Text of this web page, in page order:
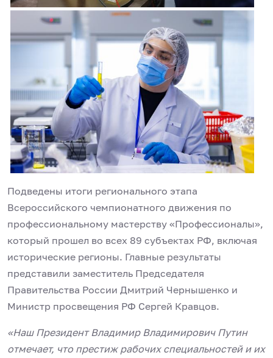
Подведены итоги регионального этапа
Всероссийского чемпионатного движения по
профессиональному мастерству «Профессионалы»,
который прошел во всех 89 субъектах РФ, включая
исторические регионы. Главные результаты
представили заместитель Председателя
Правительства России Дмитрий Чернышенко и
Министр просвещения РФ Сергей Кравцов.
«Наш Президент Владимир Владимирович Путин
отмечает, что престиж рабочих специальностей и их